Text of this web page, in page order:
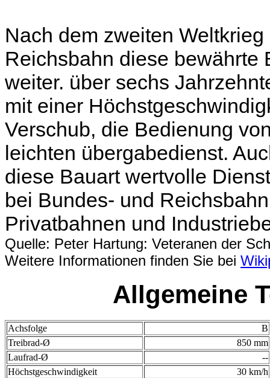
Nach dem zweiten
Reichsbahn diese bewährte
weiter. über sechs
mit einer
Verschub, die Bedienung
leichten übergabedienst.
diese Bauart wertvolle
bei Bundes- und
Privatbahnen und
Quelle: Peter Hartung: Veteranen der
Weitere Informationen finden Sie bei
Allgemeine
Achsfolge
B
Treibrad-Ø
850 mm
Laufrad-Ø
--
Höchstgeschwindigkeit
30 km/h